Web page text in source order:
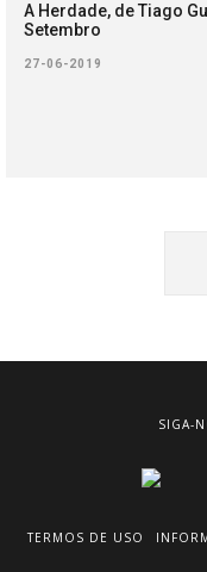
A Herdade, de Tiago
Setembro
27-06-2019
SIGA-
TERMOS DE USO